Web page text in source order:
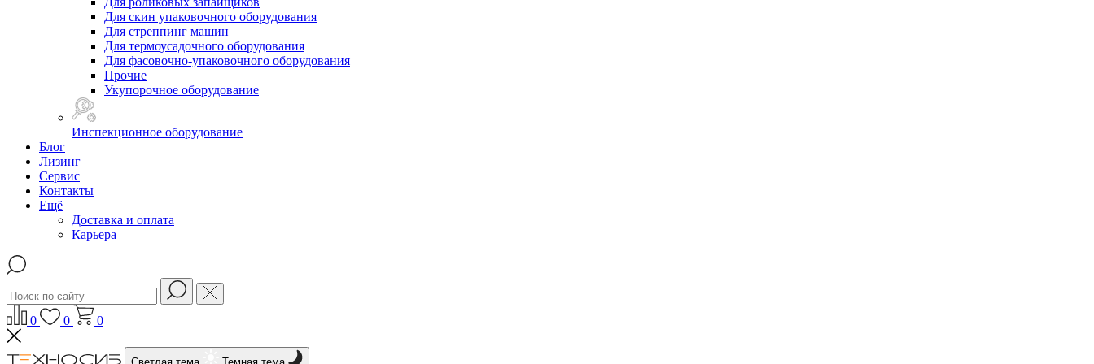
Для скин упаковочного оборудования
Для стреппинг машин
Для термоусадочного оборудования
Для фасовочно-упаковочного оборудования
Прочие
Укупорочное оборудование
Инспекционное оборудование
Блог
Лизинг
Сервис
Контакты
Ещё
Доставка и оплата
Карьера
0 0 0